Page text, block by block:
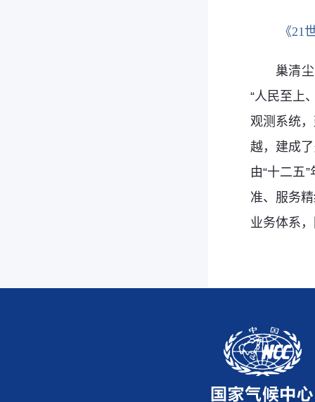
《21
巢清
“人民至上
观测系统
越，建成
由“十二五
准、服务
业务体系